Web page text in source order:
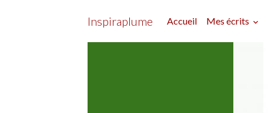
Inspiraplume Accueil Mes écrits